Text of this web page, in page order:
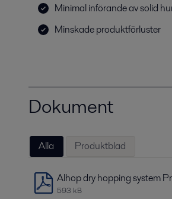
Minimal införande av solid
Minskade produktförluster
Dokument
Alla Produktblad
Alhop dry hopping system
593 kB